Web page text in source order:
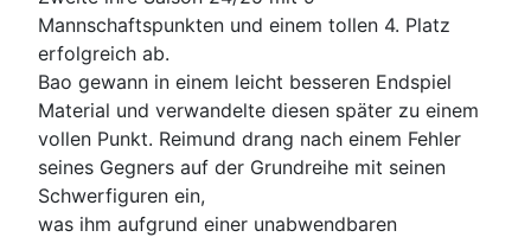
Mannschaftspunkten und einem tollen 4. Platz
erfolgreich ab.
Bao gewann in einem leicht besseren Endspiel
Material und verwandelte diesen später zu einem
vollen Punkt. Reimund drang nach einem Fehler
seines Gegners auf der Grundreihe mit seinen
Schwerfiguren ein,
was ihm aufgrund einer unabwendbaren